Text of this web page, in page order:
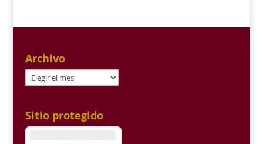
Archivo
Archivo
Sitio protegido